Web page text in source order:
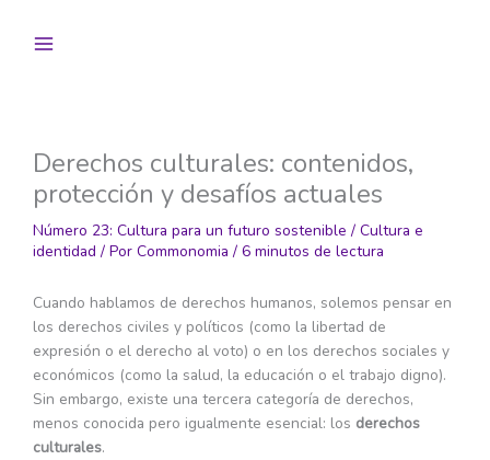
Derechos culturales: contenidos,
protección y desafíos actuales
Número 23: Cultura para un futuro sostenible / Cultura e
identidad / Por Commonomia / 6 minutos de lectura
Cuando hablamos de derechos humanos, solemos pensar en
los derechos civiles y políticos (como la libertad de
expresión o el derecho al voto) o en los derechos sociales y
económicos (como la salud, la educación o el trabajo digno).
Sin embargo, existe una tercera categoría de derechos,
menos conocida pero igualmente esencial: los derechos
culturales.